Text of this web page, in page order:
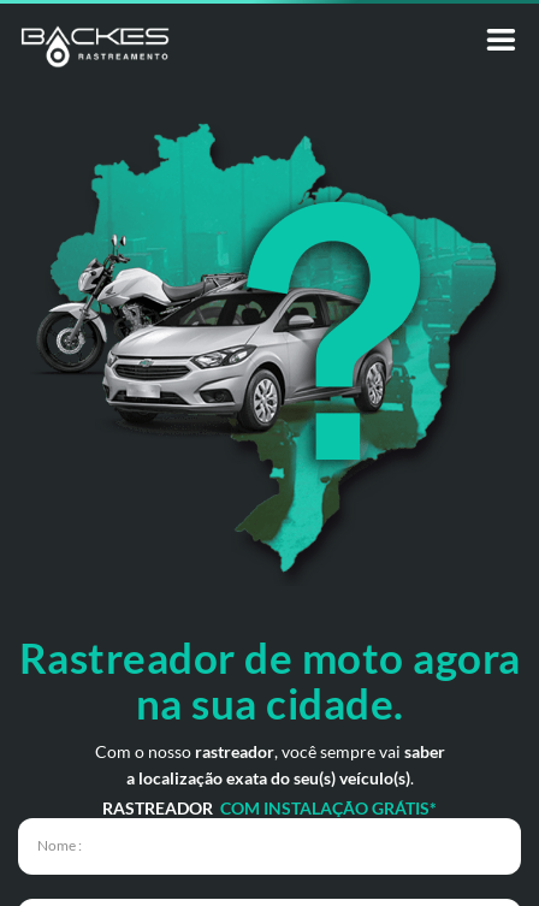
Rastreador de moto agora
na sua cidade.
Com o nosso rastreador, você sempre vai saber
a localização exata do seu(s) veículo(s).
RASTREADOR COM INSTALAÇÃO GRÁTIS*